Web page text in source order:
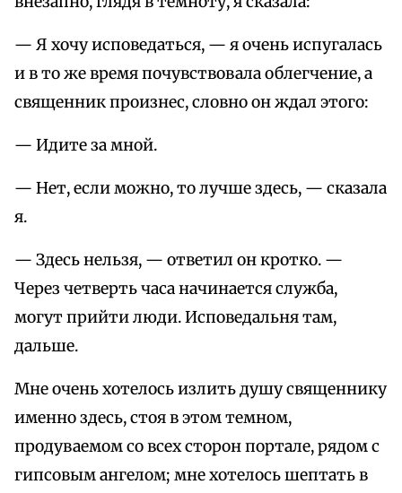
— Я хочу исповедаться, — я очень испугалась
и в то же время почувствовала облегчение, а
священник произнес, словно он ждал этого:
— Идите за мной.
— Нет, если можно, то лучше здесь, — сказала
я.
— Здесь нельзя, — ответил он кротко. —
Через четверть часа начинается служба,
могут прийти люди. Исповедальня там,
дальше.
Мне очень хотелось излить душу священнику
именно здесь, стоя в этом темном,
продуваемом со всех сторон портале, рядом с
гипсовым ангелом; мне хотелось шептать в